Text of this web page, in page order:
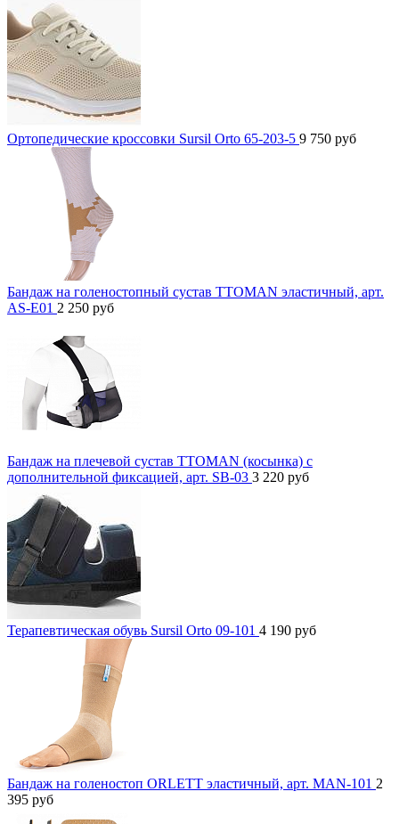
Ортопедические кроссовки Sursil Orto 65-203-5 9 750 руб
Бандаж на голеностопный сустав TTOMAN эластичный, арт.
AS-E01 2 250 руб
Бандаж на плечевой сустав TTOMAN (косынка) с
дополнительной фиксацией, арт. SB-03 3 220 руб
Терапевтическая обувь Sursil Orto 09-101 4 190 руб
Бандаж на голеностоп ORLETT эластичный, арт. MAN-101 2
395 руб